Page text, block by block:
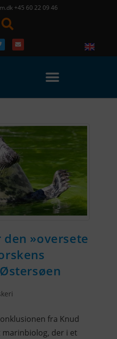
+45 60 22 09 46
»oversete
fra Knud
marinbiolog, der i et